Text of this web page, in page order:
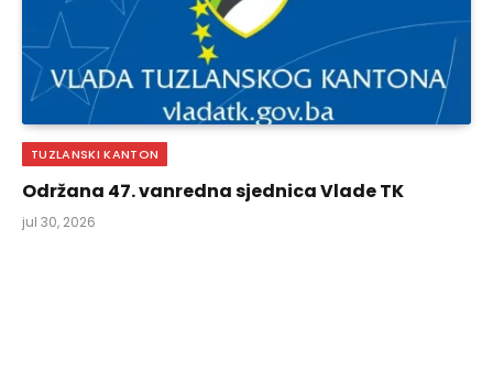
TUZLANSKI KANTON
Održana 47. vanredna sjednica Vlade TK
jul 30, 2026